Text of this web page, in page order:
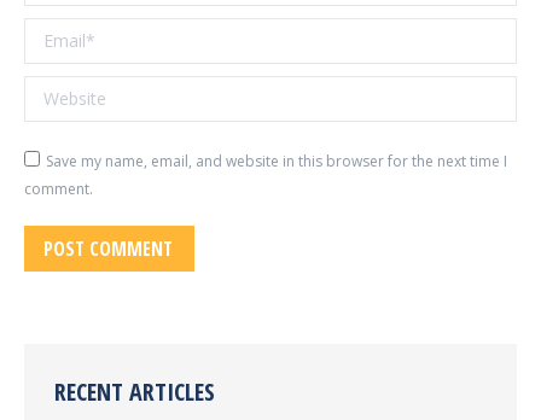
Email *
Website
Save my name, email, and website in this browser for the next time I
comment.
POST COMMENT
RECENT ARTICLES